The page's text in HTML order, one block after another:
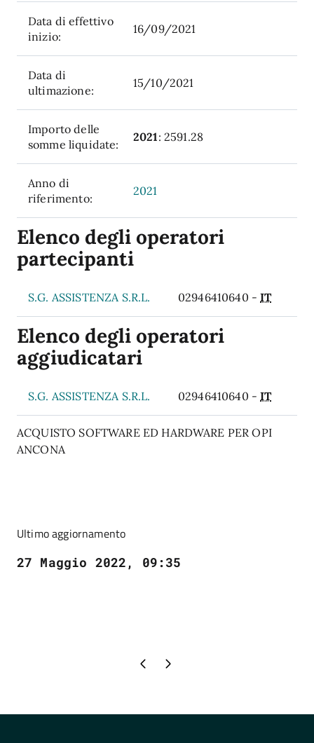
Data di effettivo
inizio:
16/09/2021
Data di
ultimazione:
15/10/2021
Importo delle
somme liquidate:
2021: 2591.28
Anno di
riferimento:
2021
Elenco degli operatori
partecipanti
S.G. ASSISTENZA S.R.L. 02946410640 -IT
Elenco degli operatori
aggiudicatari
S.G. ASSISTENZA S.R.L. 02946410640 -IT
ACQUISTO SOFTWARE ED HARDWARE PER OPI
ANCONA
Ultimo aggiornamento
27 Maggio 2022, 09:35
Pagina precedente
Pagina successiva